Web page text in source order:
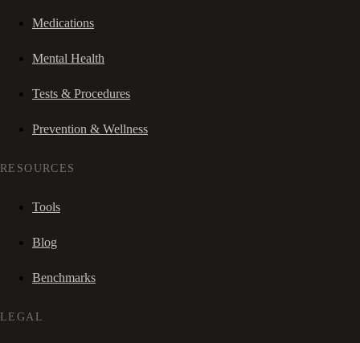
Medications
Mental Health
Tests & Procedures
Prevention & Wellness
RESOURCES
Tools
Blog
Benchmarks
LEGAL